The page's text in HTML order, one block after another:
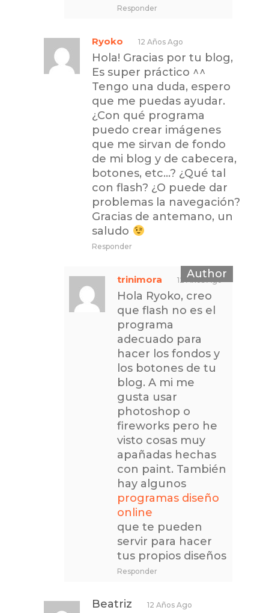
Responder
Ryoko 12 Años Ago
Hola! Gracias por tu blog,
Es super práctico ^^
Tengo una duda, espero
que me puedas ayudar.
¿Con qué programa
puedo crear imágenes
que me sirvan de fondo
de mi blog y de cabecera,
botones, etc…? ¿Qué tal
con flash? ¿O puede dar
problemas la navegación?
Gracias de antemano, un
saludo
Responder
trinimora 12 Años Ago
Hola Ryoko, creo
que flash no es el
programa
adecuado para
hacer los fondos y
los botones de tu
blog. A mi me
gusta usar
photoshop o
fireworks pero he
visto cosas muy
apañadas hechas
con paint. También
hay algunos
programas diseño
online
que te pueden
servir para hacer
tus propios diseños
Responder
Beatriz 12 Años Ago